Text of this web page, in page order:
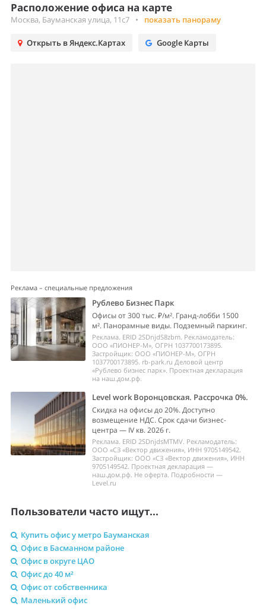
Расположение офиса на карте
Москва, Бауманская улица, 11с7 • показать панораму
Открыть в Яндекс.Картах Google Карты
Реклама – специальные предложения
Рублево Бизнес Парк
Офисы от 300 тыс. ₽/м². Гранд-лобби 1500
м². Панорамные виды. Подземный паркинг.
Реклама. ERID 2SDnjdS8zbm. Рекламодатель:
ООО «ПИОНЕР-М», ОГРН 1037700173895.
Застройщик: ООО «ПИОНЕР-М», ОГРН
1037700173895. rb-park.ru Деловой центр
«Рублево бизнес парк». Проектная декларация
на наш.дом.рф.
Level work Воронцовская. Рассрочка 0%.
Скидка на офисы до 20%. Доступно
возмещение НДС. Срок сдачи бизнес-
центра — IV кв. 2026 г.
Реклама. ERID 2SDnjdsMTMV. Рекламодатель:
ООО «СЗ «Вектор движения», ИНН 9705149542.
Застройщик: ООО «СЗ «Вектор движения», ИНН
9705149542. Проектная декларация —
наш.дом.рф. Не оферта. Подробности —
Level.ru
Пользователи часто ищут...
Купить офис у метро Бауманская
Офис в Басманном районе
Офис в округе ЦАО
Офис до 40 м²
Офис от собственника
Маленький офис